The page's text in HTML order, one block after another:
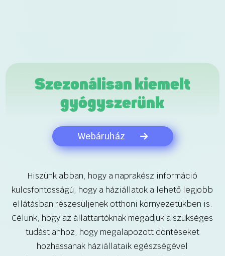
Szezonálisan kiemelt
gyógyszerünk
Webáruház
Hiszünk abban, hogy a naprakész információ
kulcsfontosságú, hogy a háziállatok a lehető legjobb
ellátásban részesüljenek otthoni környezetükben is.
Célunk, hogy az állattartóknak megadjuk a szükséges
tudást ahhoz, hogy megalapozott döntéseket
hozhassanak háziállataik egészségével